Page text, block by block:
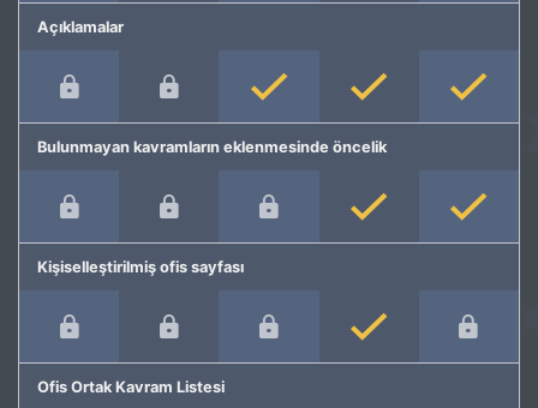
Açıklamalar
Bulunmayan kavramların eklenmesinde öncelik
Kişiselleştirilmiş ofis sayfası
Ofis Ortak Kavram Listesi